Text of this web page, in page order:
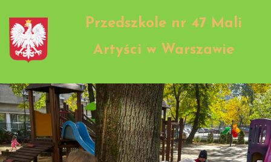
Przedszkole nr 47 Mali
Artyści w Warszawie